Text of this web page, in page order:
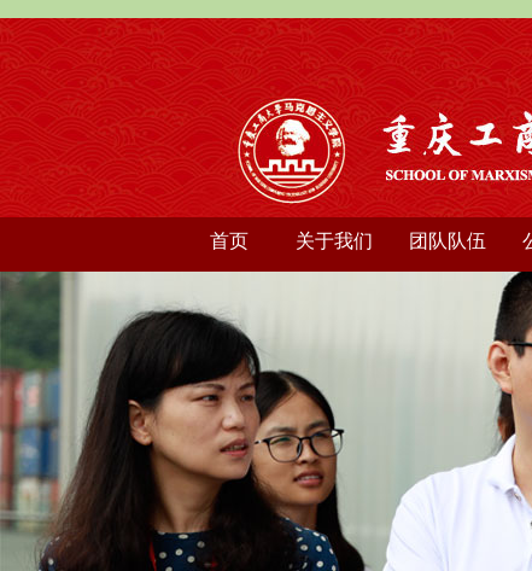
首页 关于我们 团队队伍
2